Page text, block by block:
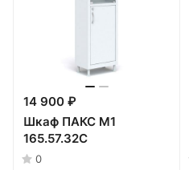
14 900 ₽
Шкаф ПАКС М1
165.57.32С
0